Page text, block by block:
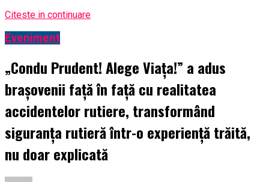
Citeste in continuare
Eveniment
„Condu Prudent! Alege Viața!” a adus
brașovenii față în față cu realitatea
accidentelor rutiere, transformând
siguranța rutieră într-o experiență trăită,
nu doar explicată